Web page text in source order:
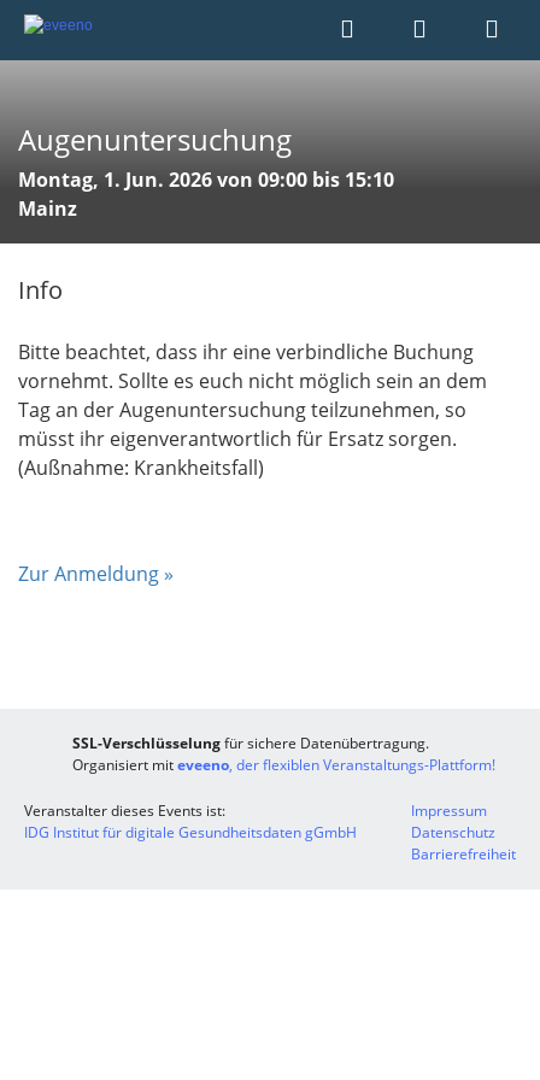
Augenuntersuchung
Montag, 1. Jun. 2026 von 09:00 bis 15:10
Mainz
Info
Bitte beachtet, dass ihr eine verbindliche Buchung
vornehmt. Sollte es euch nicht möglich sein an dem
Tag an der Augenuntersuchung teilzunehmen, so
müsst ihr eigenverantwortlich für Ersatz sorgen.
(Außnahme: Krankheitsfall)
Zur Anmeldung »
SSL-Verschlüsselungfür sichere Datenübertragung.
Organisiert miteveeno, der flexiblen Veranstaltungs-Plattform!
Veranstalter dieses Events ist:
IDG Institut für digitale Gesundheitsdaten gGmbH
Impressum
Datenschutz
Barrierefreiheit